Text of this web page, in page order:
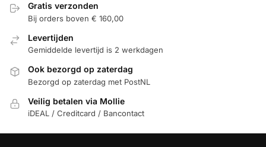
Gratis verzonden
Bij orders boven € 160,00
Levertijden
Gemiddelde levertijd is 2 werkdagen
Ook bezorgd op zaterdag
Bezorgd op zaterdag met PostNL
Veilig betalen via Mollie
iDEAL / Creditcard / Bancontact